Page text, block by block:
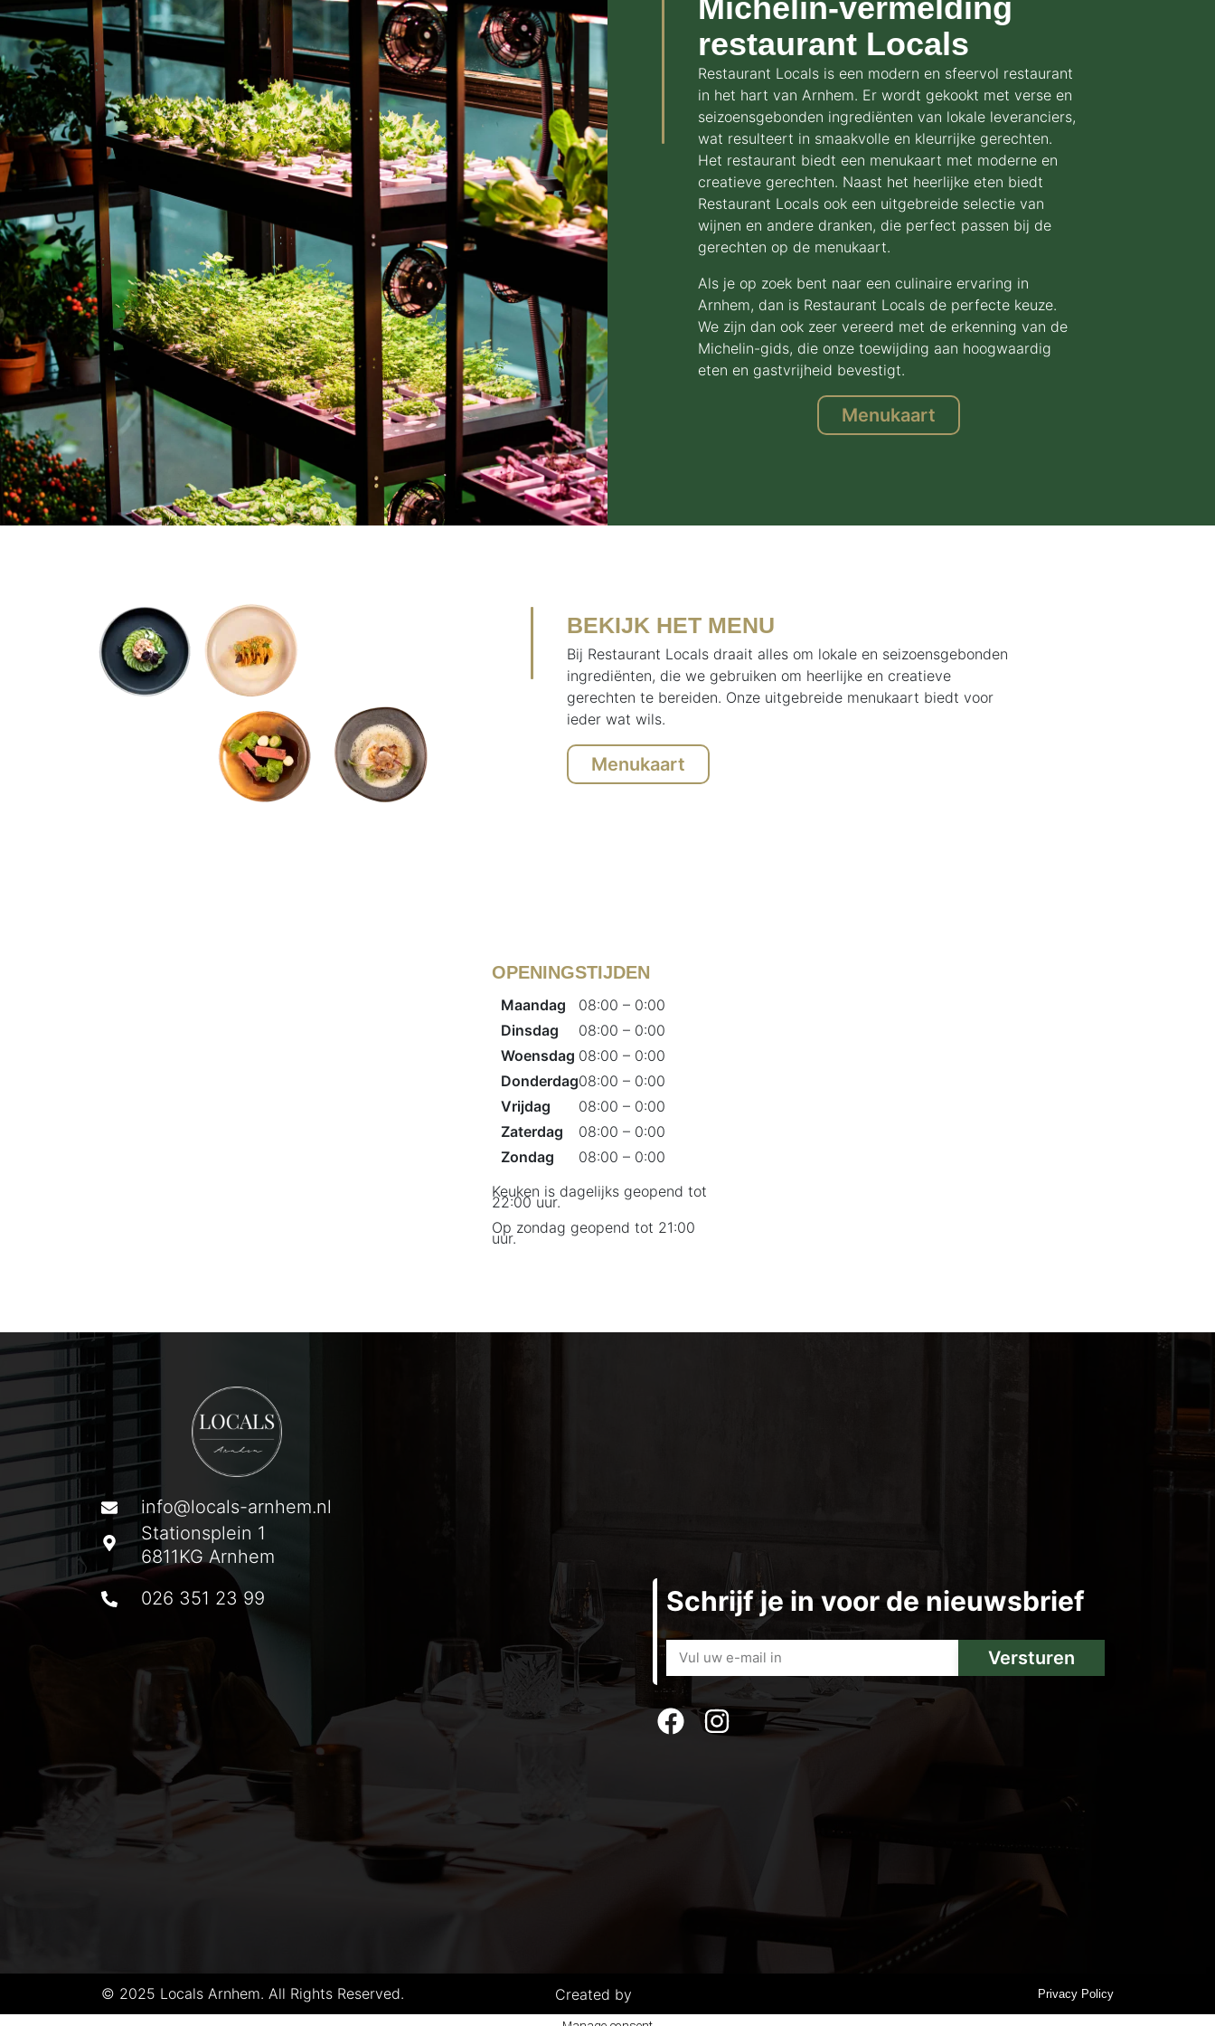
Michelin-vermelding
restaurant Locals
Restaurant Locals is een modern en sfeervol restaurant
in het hart van Arnhem. Er wordt gekookt met verse en
seizoensgebonden ingrediënten van lokale leveranciers,
wat resulteert in smaakvolle en kleurrijke gerechten.
Het restaurant biedt een menukaart met moderne en
creatieve gerechten. Naast het heerlijke eten biedt
Restaurant Locals ook een uitgebreide selectie van
wijnen en andere dranken, die perfect passen bij de
gerechten op de menukaart.
Als je op zoek bent naar een culinaire ervaring in
Arnhem, dan is Restaurant Locals de perfecte keuze.
We zijn dan ook zeer vereerd met de erkenning van de
Michelin-gids, die onze toewijding aan hoogwaardig
eten en gastvrijheid bevestigt.
Menukaart
BEKIJK HET MENU
Bij Restaurant Locals draait alles om lokale en seizoensgebonden
ingrediënten, die we gebruiken om heerlijke en creatieve
gerechten te bereiden. Onze uitgebreide menukaart biedt voor
ieder wat wils.
Menukaart
OPENINGSTIJDEN
Maandag
Dinsdag
Woensdag
Donderdag
Vrijdag
Zaterdag
Zondag
08:00 – 0:00
08:00 – 0:00
08:00 – 0:00
08:00 – 0:00
08:00 – 0:00
08:00 – 0:00
08:00 – 0:00
Keuken is dagelijks geopend tot
22:00 uur.
Op zondag geopend tot 21:00
uur.
info@locals-arnhem.nl
Stationsplein 1
6811KG Arnhem
026 351 23 99
Schrijf je in voor de nieuwsbrief
Versturen
© 2025 Locals Arnhem. All Rights Reserved. Created by Privacy Policy